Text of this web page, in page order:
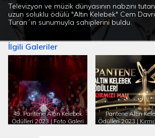
Televizyon ve müzik dünyasının nabzını
uzun soluklu ödülü "Altın Kelebek" Cem
Turan´ın sunumuyla sahiplerini buldu.
İlgili Galeriler
49. Pantene Altın Kelebek
Ödülleri 2023 | Foto Galeri
Pantene Altın
Ödülleri 2023 |